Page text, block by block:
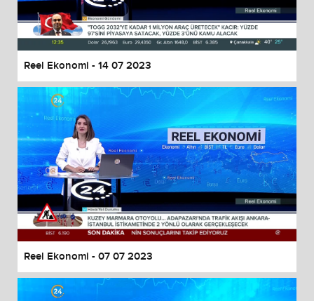
End of dialog window.
Reel Ekonomi - 14 07 2023
Reel Ekonomi - 07 07 2023